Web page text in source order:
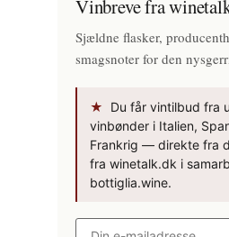
Vinbreve fra
Sjældne flasker,
smagsnoter for den
★
Du får vintilbud fra
vinbønder i Italien,
Frankrig — direkte fra
fra winetalk.dk i
bottiglia.wine.